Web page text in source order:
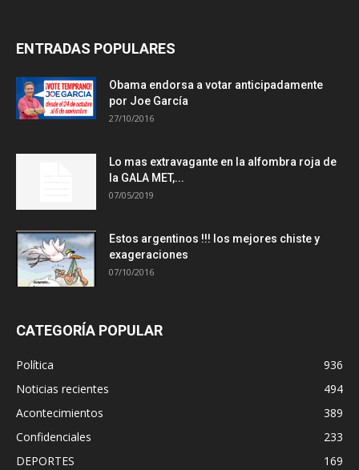
ENTRADAS POPULARES
Obama endorsa a votar anticipadamente
por Joe García
27/10/2016
Lo mas extravagante en la alfombra roja de
la GALA MET,...
07/05/2019
Estos argentinos !!! los mejores chiste y
exageraciones
07/10/2016
CATEGORÍA POPULAR
Política
936
Noticias recientes
494
Acontecimientos
389
Confidenciales
233
DEPORTES
169